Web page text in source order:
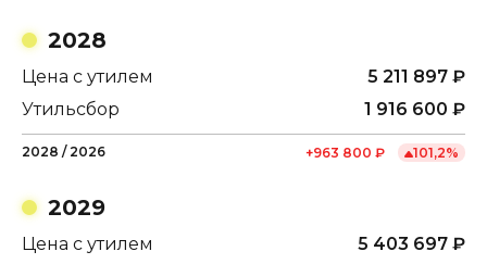
2028
Цена с утилем 5 211 897 ₽
Утильсбор
1 916 600 ₽
2028 / 2026 +963 800 ₽ 101,2%
2029
Цена с утилем 5 403 697 ₽